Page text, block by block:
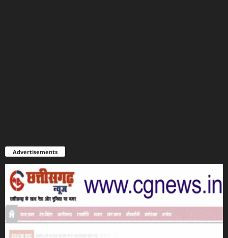
Advertisements